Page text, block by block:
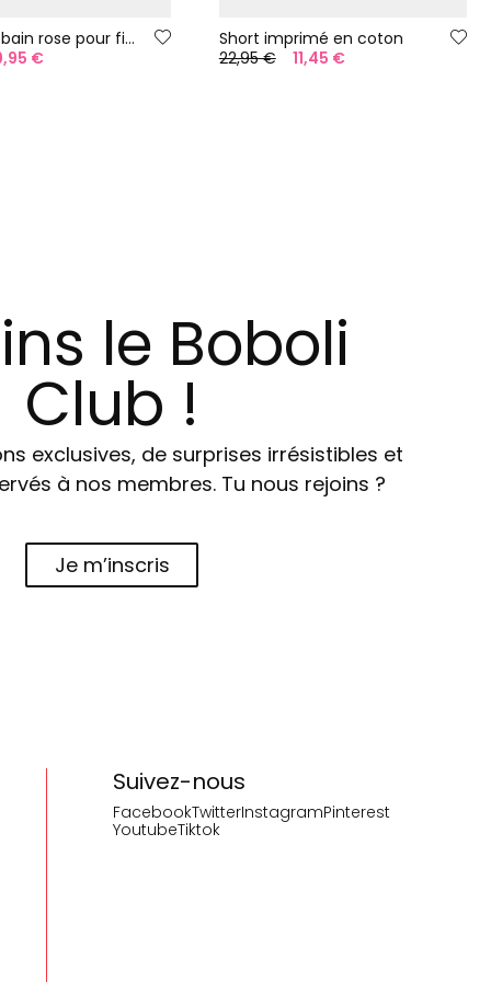
Maillot de bain rose pour fille avec des flamants roses UPF50+
€
Short imprimé en coton
22,95 €
11,45 €
le Boboli
Club !
exclusives, de surprises irrésistibles et
à nos membres. Tu nous rejoins ?
Je m’inscris
Suivez-nous
FacebookTwitterInstagramPinterest
YoutubeTiktok